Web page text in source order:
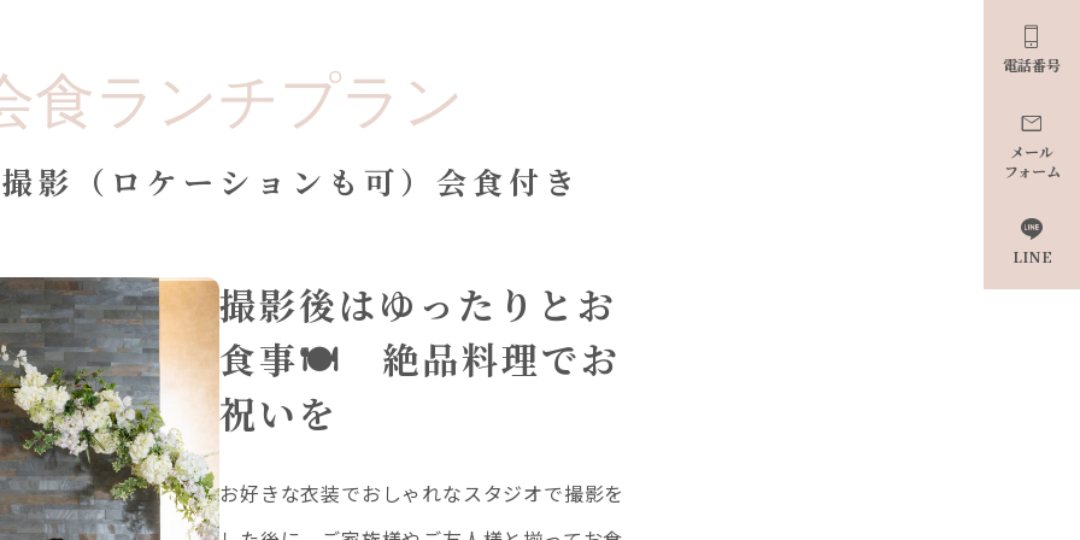

電話番号

メール
フォーム

LINE
食ランチプラン
影（ロケーションも可）会食付き
撮影後はゆったりとお
食事🍽️ 絶品料理でお
祝いを
お好きな衣装でおしゃれなスタジオで撮影を